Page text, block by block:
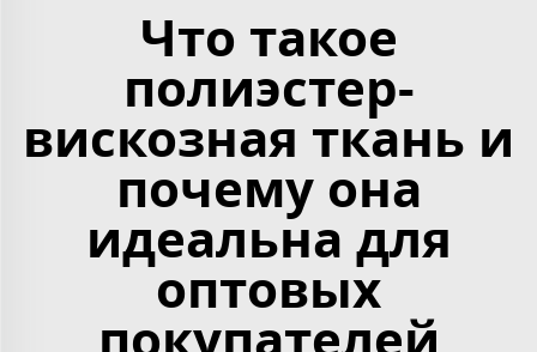
Что такое
полиэстер-
вискозная ткань и
почему она
идеальна для
оптовых
покупателей